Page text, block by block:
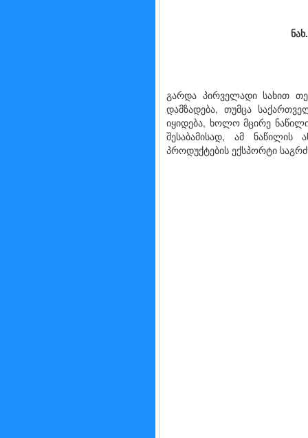
გარდა პირველადი სახით
დამზადება, თუმცა
იყიდება, ხოლო მცირე
შესაბამისად, ამ ნაწილის
პროდუქტების ექსპორტი